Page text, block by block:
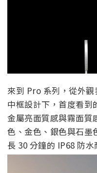
來到 Pro 系列，從外
中框設計下，首度看到
金屬亮面質感與霧面質
色、金色、銀色與石墨
長 30 分鐘的 IP68 防水